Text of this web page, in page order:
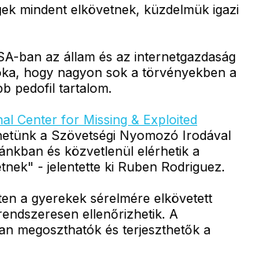
mindent elkövetnek, küzdelmük igazi
ban az állam és az internetgazdaság
hogy nagyon sok a törvényekben a
pedofil tartalom.
Center for Missing & Exploited
a Szövetségi Nyomozó Irodával
és közvetlenül elérhetik a
- jelentette ki Ruben Rodriguez.
a gyerekek sérelmére elkövetett
ellenőrizhetik. A
megoszthatók és terjeszthetők a